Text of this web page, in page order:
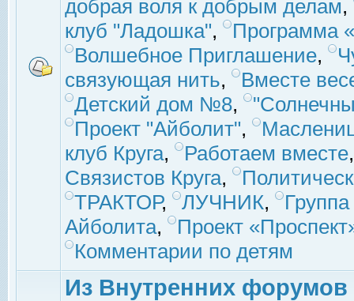
добрая воля к добрым делам,
клуб "Ладошка",
Программа
Волшебное Приглашение,
связующая нить,
Вместе
Детский дом №8,
Проект "Айболит",
клуб Круга, Работаем вместе
Связистов Круга,
ТРАКТОР, ЛУЧНИК,
Айболита,
Проект
Комментарии по детям
Из Внутренних форумов